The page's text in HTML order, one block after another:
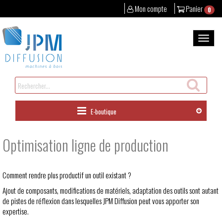
Panier 0
Mon compte
au
contenu
la
Rechercher
un
produit
E-boutique
Optimisation ligne de production
Comment rendre plus productif un outil existant ?
Ajout de composants, modifications de matériels, adaptation des outils sont autant
de pistes de réflexion dans lesquelles JPM Diffusion peut vous apporter son
expertise.